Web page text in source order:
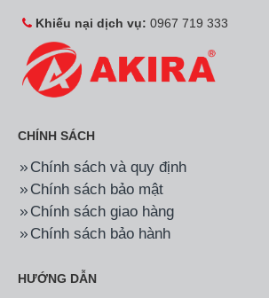
Khiếu nại dịch vụ: 0967 719 333
CHÍNH SÁCH
Chính sách và quy định
Chính sách bảo mật
Chính sách giao hàng
Chính sách bảo hành
HƯỚNG DẪN